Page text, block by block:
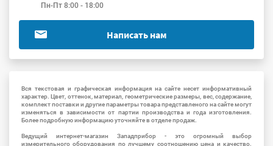
Пн-Пт 8:00 - 18:00
Написать нам
Вся текстовая и графическая информация на сайте несет информативный
характер. Цвет, оттенок, материал, геометрические размеры, вес, содержание,
комплект поставки и другие параметры товара представленого на сайте могут
изменяться в зависимости от партии производства и года изготовления.
Более подробную информацию уточняйте в отделе продаж.
Ведущий интернет-магазин Западприбор - это огромный выбор
измерительного оборудования по лучшему соотношению цена и качество.